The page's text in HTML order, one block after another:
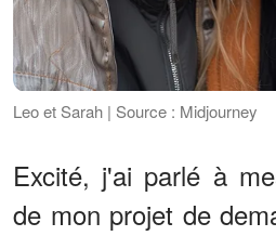
Leo et Sarah | Source : Midjourney
Excité, j'ai parlé à
de mon projet de